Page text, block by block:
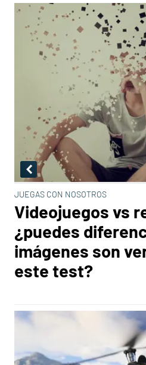
JUEGAS CON NOSOTROS
Videojuegos vs
¿puedes
imágenes son
este test?